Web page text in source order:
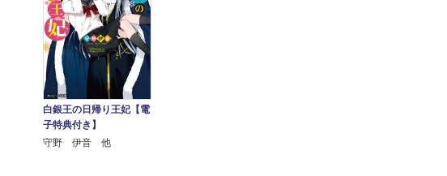
白銀王の日帰り王妃【電
子特典付き】
守野 伊音 他